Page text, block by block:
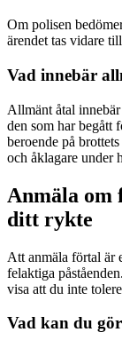
Om polisen
ärendet tas vidare
Vad innebär
Allmänt åtal
den som har begått
beroende på
och åklagare under
Anmäla om
ditt rykte
Att anmäla förtal är
felaktiga
visa att du inte
Vad kan du